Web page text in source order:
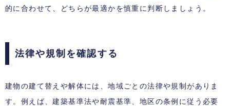
的に合わせて、どちらが最適かを慎重に判断しましょう。
法律や規制を確認する
建物の建て替えや解体には、地域ごとの法律や規制がありま
す。例えば、建築基準法や耐震基準、地区の条例に従う必要